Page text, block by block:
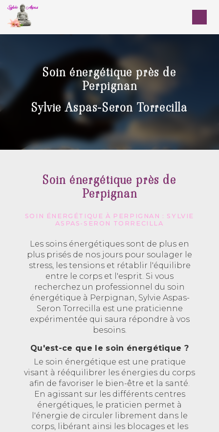
Soin énergétique près de
Perpignan
Sylvie Aspas-Seron Torrecilla
Soin énergétique près de
Perpignan
SOIN ÉNERGÉTIQUE À PERPIGNAN : SYLVIE
ASPAS-SERON TORRECILLA
Les soins énergétiques sont de plus en
plus prisés de nos jours pour soulager le
stress, les tensions et rétablir l'équilibre
entre le corps et l'esprit. Si vous
recherchez un professionnel du soin
énergétique à Perpignan, Sylvie Aspas-
Seron Torrecilla est une praticienne
expérimentée qui saura répondre à vos
besoins.
Qu'est-ce que le soin énergétique ?
Le soin énergétique est une pratique
visant à rééquilibrer les énergies du corps
afin de favoriser le bien-être et la santé.
En agissant sur les différents centres
énergétiques, le praticien permet à
l'énergie de circuler librement dans le
corps, libérant ainsi les blocages et les
Panneau de gestion des cookies